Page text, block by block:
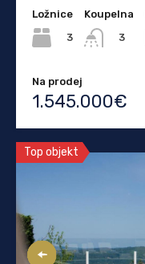
Ložnice
3
Koupelna
3
Na prodej
1.545.000€
Top objekt